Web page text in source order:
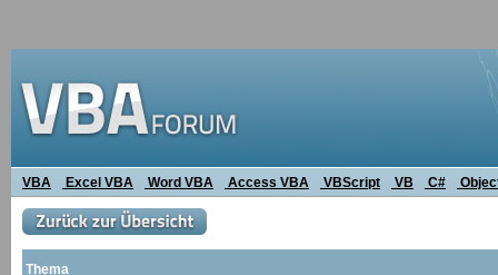
VBA Excel VBA Word VBA Access VBA VBScript VB C#
Thema